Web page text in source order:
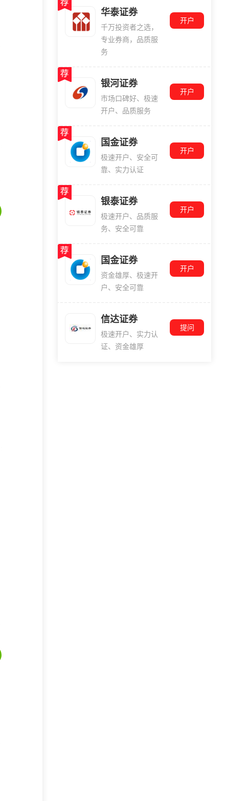
华泰证券
千万投资者之选，
专业券商，品质服
务
开户
银河证券
市场口碑好、极速
开户、品质服务
开户
国金证券
极速开户、安全可
靠、实力认证
开户
银泰证券
极速开户、品质服
务、安全可靠
开户
国金证券
资金雄厚、极速开
户、安全可靠
开户
信达证券
极速开户、实力认
证、资金雄厚
提问